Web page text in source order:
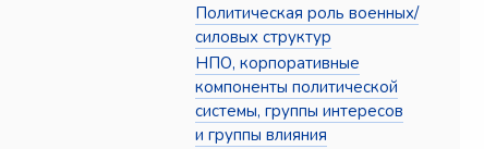
Политическая роль военных/
силовых структур
НПО, корпоративные
компоненты политической
системы, группы интересов
и группы влияния